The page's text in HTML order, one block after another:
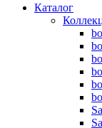
Каталог